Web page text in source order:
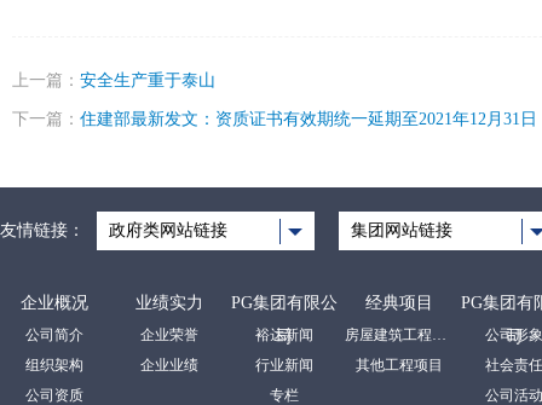
上一篇： 安全生产重于泰山
下一篇： 住建部最新发文：资质证书有效期统一延期至2021年12月31日
友情链接： 政府类网站链接 集团网站链接
企业概况
公司简介
组织架构
公司资质
业绩实力
企业荣誉
企业业绩
PG集团有限公
司
裕达新闻
行业新闻
专栏
经典项目
房屋建筑工程项目
其他工程项目
PG集团有
司
公司形象
社会责任
公司活动